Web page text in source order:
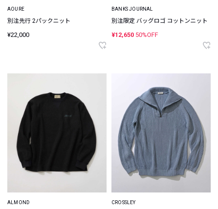
AOURE
別注先行 2パックニット
¥22,000
BANKS JOURNAL
別注限定 バッグロゴ コットンニット
¥12,650 50%OFF
ALMOND CROSSLEY